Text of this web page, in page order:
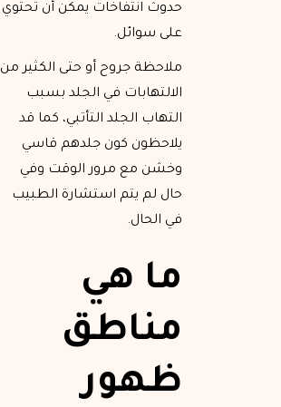
حدوث انتفاخات يمكن أن تحتوي
على سوائل.
ملاحظة جروح أو حتى الكثير من
الالتهابات في الجلد بسبب
التهاب الجلد التأتبي، كما قد
يلاحظون كون جلدهم قاسي
وخشن مع مرور الوقت وفي
حال لم يتم استشارة الطبيب
في الحال.
ما هي
مناطق
ظهور